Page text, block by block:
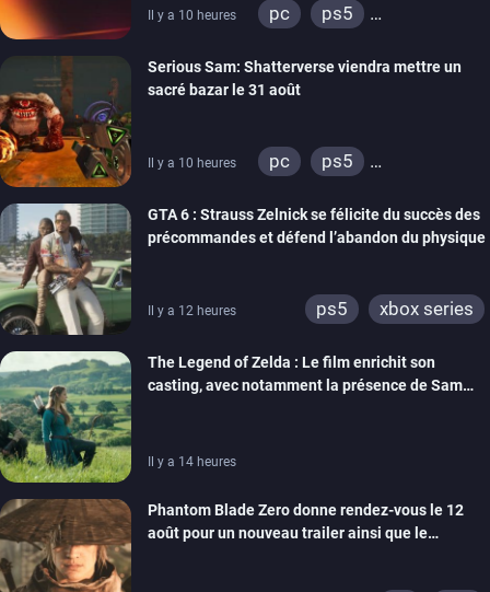
Il y a 10 heures pc
ps5
ps4
xbox one
switch 2
Serious Sam: Shatterverse viendra mettre un
sacré bazar le 31 août
Il y a 10 heures pc
ps5
GTA 6 : Strauss Zelnick se félicite du succès des
précommandes et défend l’abandon du physique
Il y a 12 heures ps5 xbox series
The Legend of Zelda : Le film enrichit son
casting, avec notamment la présence de Sam
Il y a 14 heures
Phantom Blade Zero donne rendez-vous le 12
août pour un nouveau trailer ainsi que le